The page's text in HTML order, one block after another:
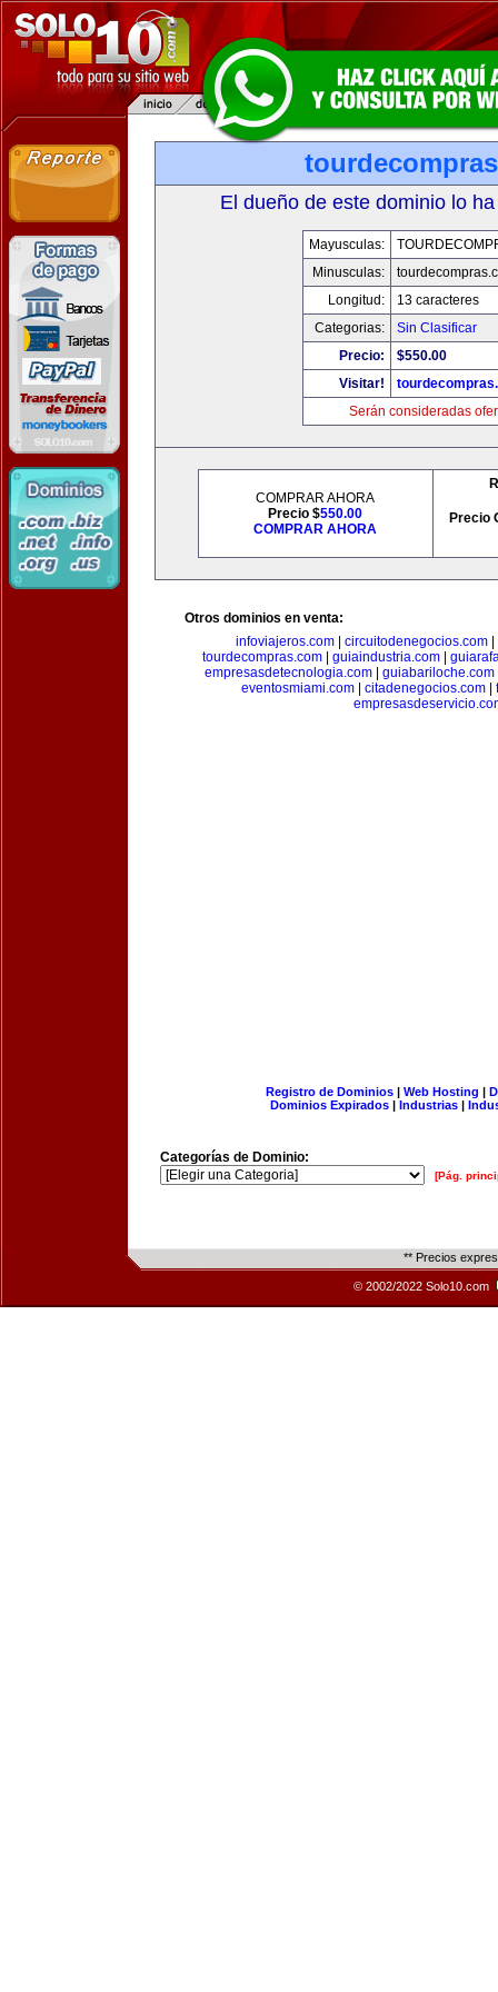
El dueño de este dominio lo
Mayusculas:
Minusculas:
Longitud:
13 caracteres
Categorias:
Sin Clasificar
Precio:
$550.00
Visitar!
Serán consideradas
COMPRAR AHORA
Precio $550.00
COMPRAR AHORA
Precio
Otros dominios en venta:
infoviajeros.com| circuitodenegocios.com|
tourdecompras.com| guiaindustria.com|
empresasdetecnologia.com| guiabariloche.com
eventosmiami.com
citadenegocios.com
Registro de Dominios| Web Hosting |
Dominios Expirados | Industrias |
Categorías de Dominio:
[Pág.
** Precios
© 2002/2022 Solo10.com